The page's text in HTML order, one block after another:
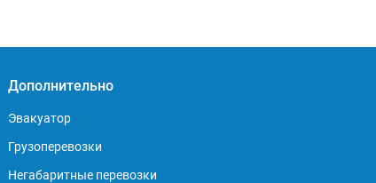
Дополнительно
Эвакуатор
Грузоперевозки
Негабаритные перевозки